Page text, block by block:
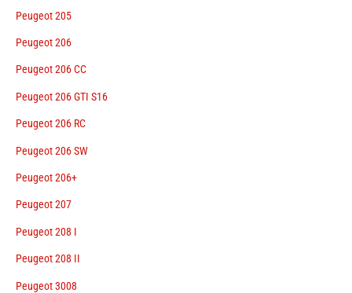
Peugeot 205
Peugeot 206
Peugeot 206 CC
Peugeot 206 GTI S16
Peugeot 206 RC
Peugeot 206 SW
Peugeot 206+
Peugeot 207
Peugeot 208 I
Peugeot 208 II
Peugeot 3008